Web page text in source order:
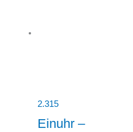
2.315
Einuhr –